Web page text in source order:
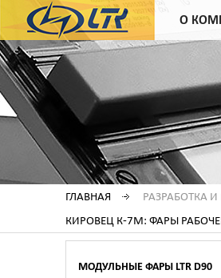
О
ГЛАВНАЯ РАЗРАБОТКА
КИРОВЕЦ К-7М: ФАРЫ
МОДУЛЬНЫЕ ФАРЫ LTR D90